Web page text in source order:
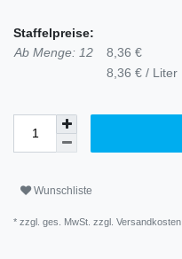
Staffelpreise:
Ab Menge: 12
8,36 €
8,36 € / Liter
Wunschliste
* zzgl. ges. MwSt. zzgl. Versandkosten